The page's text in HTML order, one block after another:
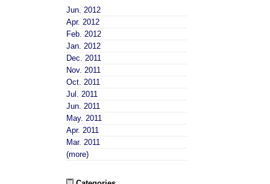
Jun. 2012
Apr. 2012
Feb. 2012
Jan. 2012
Dec. 2011
Nov. 2011
Oct. 2011
Jul. 2011
Jun. 2011
May. 2011
Apr. 2011
Mar. 2011
(more)